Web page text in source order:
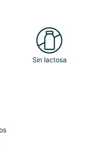
Sin lactosa